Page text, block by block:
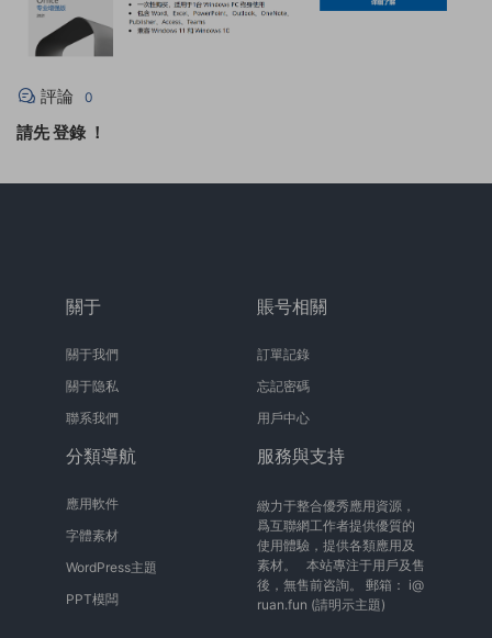
評論 0
請先登錄 ！
關于
關于我們
關于隐私
聯系我們
賬号相關
訂單記錄
忘記密碼
用戶中心
分類導航
應用軟件
字體素材
WordPress主題
PPT模闆
服務與支持
緻力于整合優秀應用資源，
爲互聯網工作者提供優質的
使用體驗，提供各類應用及
素材。 本站專注于用戶及售
後，無售前咨詢。 郵箱： i@
ruan.fun (請明示主題)